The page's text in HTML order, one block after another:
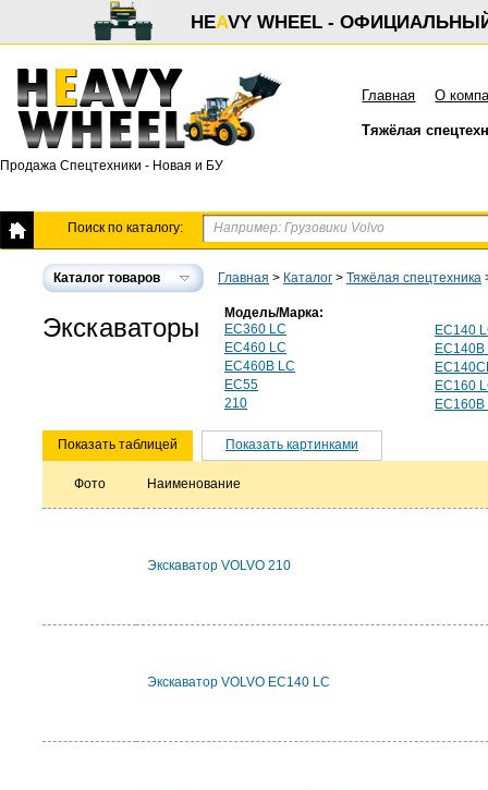
HEAVY WHEEL -
Продажа Спецтехники - Новая и БУ
Главная О
Тяжёлая
Поиск по каталогу:
Каталог товаров Главная > Каталог > Тяжёлая спецтехника
Экскаваторы
Модель/Марка:
EC360 LC
EC460 LC
EC460B LC
EC55
210
EC140
EC140B
EC160
EC160B
Показать таблицей Показать картинками
Фото Наименование
Экскаватор VOLVO 210
Экскаватор VOLVO EC140 LC